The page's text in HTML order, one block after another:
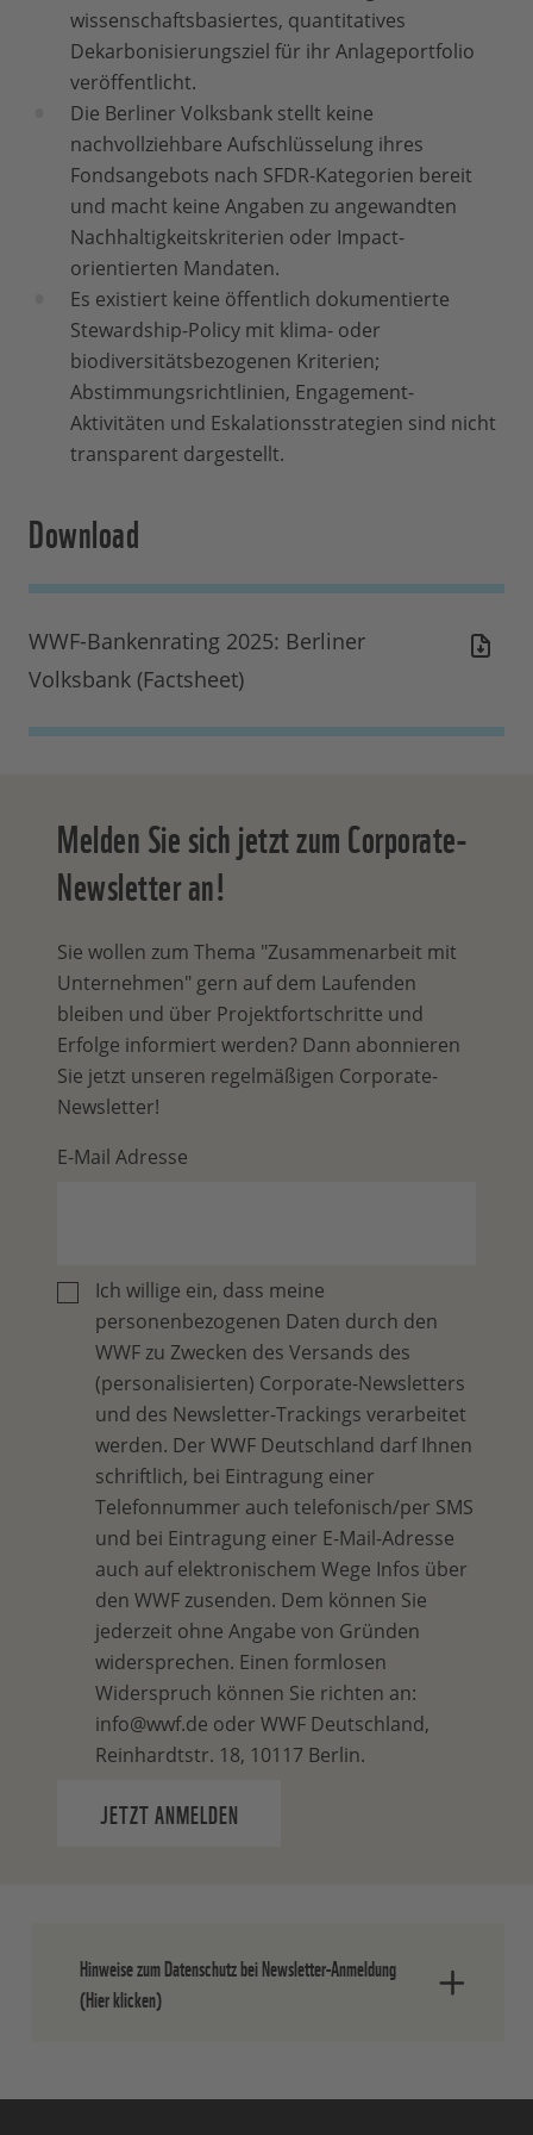
wissenschaftsbasiertes, quantitatives
Dekarbonisierungsziel für ihr Anlageportfolio
veröffentlicht.
Die Berliner Volksbank stellt keine
nachvollziehbare Aufschlüsselung ihres
Fondsangebots nach SFDR-Kategorien bereit
und macht keine Angaben zu angewandten
Nachhaltigkeitskriterien oder Impact-
orientierten Mandaten.
Es existiert keine öffentlich dokumentierte
Stewardship-Policy mit klima- oder
biodiversitätsbezogenen Kriterien;
Abstimmungsrichtlinien, Engagement-
Aktivitäten und Eskalationsstrategien sind nicht
transparent dargestellt.
Download
WWF-Bankenrating 2025: Berliner
Volksbank (Factsheet)
Melden Sie sich jetzt zum Corporate-
Newsletter an!
Sie wollen zum Thema "Zusammenarbeit mit
Unternehmen" gern auf dem Laufenden
bleiben und über Projektfortschritte und
Erfolge informiert werden? Dann abonnieren
Sie jetzt unseren regelmäßigen Corporate-
Newsletter!
E-Mail Adresse
Ich willige ein, dass meine
personenbezogenen Daten durch den
WWF zu Zwecken des Versands des
(personalisierten) Corporate-Newsletters
und des Newsletter-Trackings verarbeitet
werden. Der WWF Deutschland darf Ihnen
schriftlich, bei Eintragung einer
Telefonnummer auch telefonisch/per SMS
und bei Eintragung einer E-Mail-Adresse
auch auf elektronischem Wege Infos über
den WWF zusenden. Dem können Sie
jederzeit ohne Angabe von Gründen
widersprechen. Einen formlosen
Widerspruch können Sie richten an:
info@wwf.de oder WWF Deutschland,
Reinhardtstr. 18, 10117 Berlin.
JETZT ANMELDEN
Hinweise zum Datenschutz bei Newsletter-Anmeldung
(Hier klicken)
wir Ihnen eine E-Mail, in der Sie die